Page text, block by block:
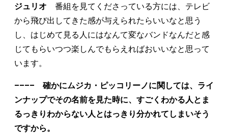
ジュリオ 番組を見てくださっている方には、テレビ
から飛び出してきた感が与えられたらいいなと思う
し、はじめて見る人にはなんて変なバンドなんだと感
じてもらいつつ楽しんでもらえればおいいなと思って
います。
–––– 確かにムジカ・ピッコリーノに関しては、ライ
ンナップでその名前を見た時に、すごくわかる人とま
るっきりわからない人とはっきり分かれてしまいそう
ですから。